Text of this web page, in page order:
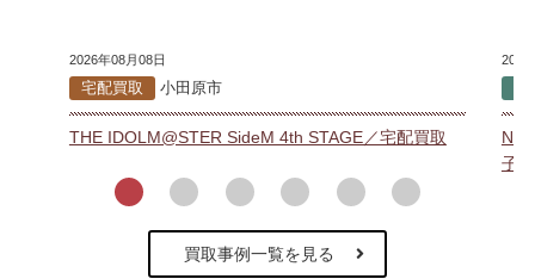
2026年08月08日
宅配買取 小田原市
THE IDOLM@STER SideM 4th STAGE／宅配買取
2026
子
買取事例一覧を見る